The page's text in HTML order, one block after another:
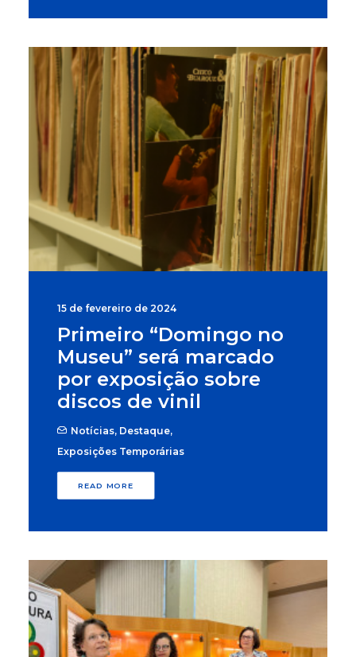
15 de fevereiro de 2024
Primeiro “Domingo no
Museu” será marcado
por exposição sobre
discos de vinil
Notícias, Destaque,
Exposições Temporárias
READ MORE